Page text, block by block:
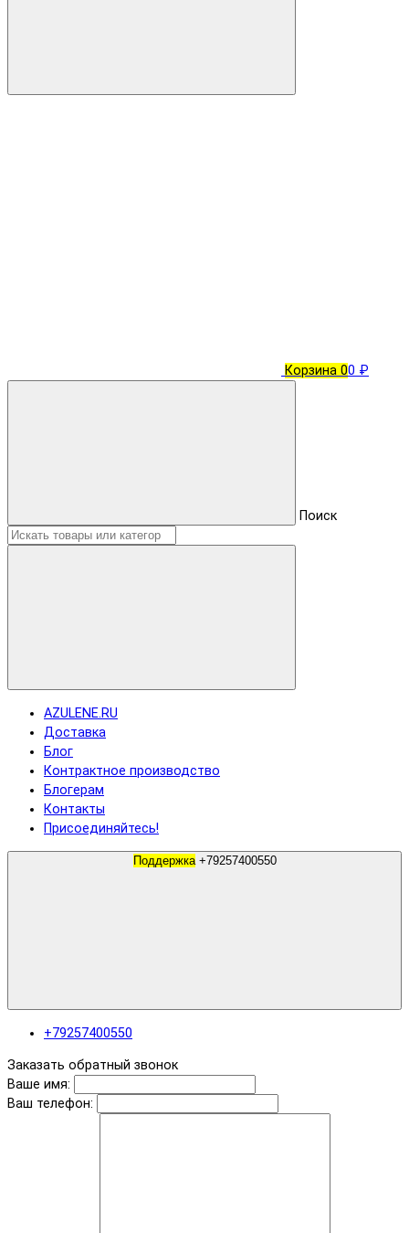
Корзина 00 ₽
Поиск
AZULENE.RU
Доставка
Блог
Контрактное производство
Блогерам
Контакты
Присоединяйтесь!
Поддержка +79257400550
+79257400550
Заказать обратный звонок
Ваше имя:
Ваш телефон: